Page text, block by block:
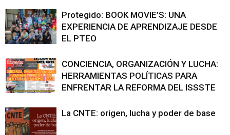
Protegido: BOOK MOVIE’S: UNA
EXPERIENCIA DE APRENDIZAJE DESDE
EL PTEO
CONCIENCIA, ORGANIZACIÓN Y LUCHA:
HERRAMIENTAS POLÍTICAS PARA
ENFRENTAR LA REFORMA DEL ISSSTE
La CNTE: origen, lucha y poder de base